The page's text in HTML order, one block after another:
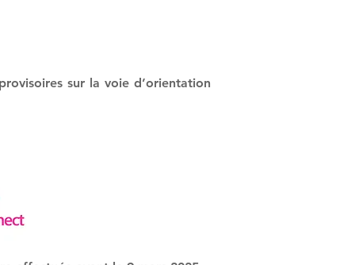
sur la voie d’orientation